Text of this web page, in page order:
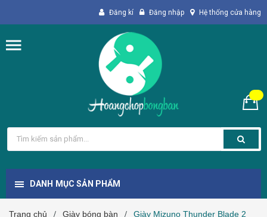
Đăng kí Đăng nhập Hệ thống cửa hàng
DANH MỤC SẢN PHẨM
Trang chủ / Giày bóng bàn /
Giày Mizuno Thunder Blade 2